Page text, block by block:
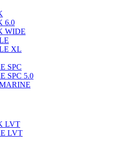
6.0
WIDE
XL
SPC
SPC 5.0
LVT
LVT